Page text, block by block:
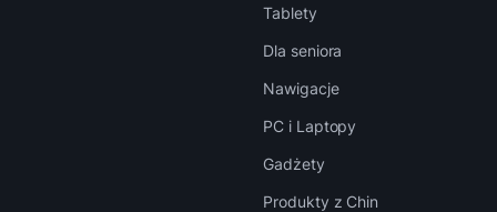
Tablety
Dla seniora
Nawigacje
PC i Laptopy
Gadżety
Produkty z Chin